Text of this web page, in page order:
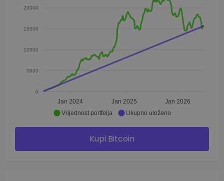
20000
15000
10000
5000
0
Jan 2024 Jan 2025 Jan 2026
Vrijednost portfelja Ukupno uloženo
Kupi Bitcoin